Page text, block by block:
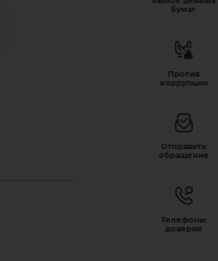
бумаг
Против
коррупции
Отправить
обращение
Телефоны
доверия